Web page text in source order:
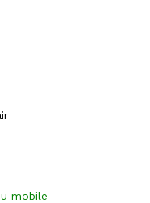
mobile